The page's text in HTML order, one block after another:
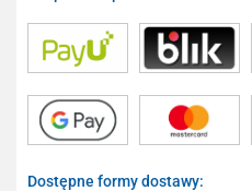
Dostępne formy dostawy: